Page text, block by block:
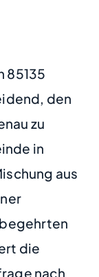
85135
den
zu
in
aus
die
nach